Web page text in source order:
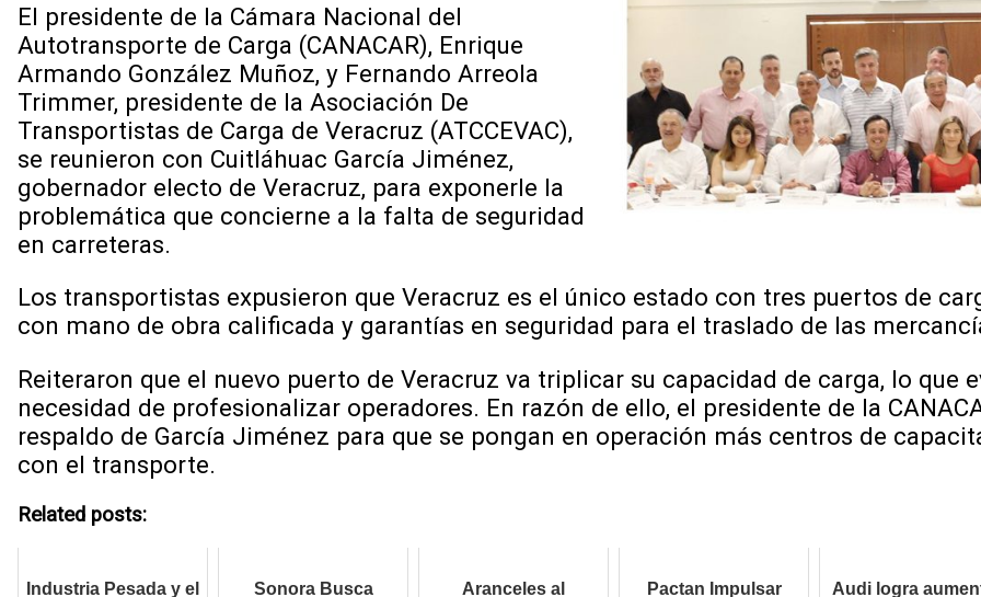
El presidente de la Cámara Nacional del
Autotransporte de Carga (CANACAR), Enrique
Armando González Muñoz, y Fernando Arreola
Trimmer, presidente de la Asociación De
Transportistas de Carga de Veracruz (ATCCEVAC),
se reunieron con Cuitláhuac García Jiménez,
gobernador electo de Veracruz, para exponerle la
problemática que concierne a la falta de seguridad
en carreteras.
Los transportistas expusieron que Veracruz es el único estado con tres puertos de
con mano de obra calificada y garantías en seguridad para el traslado de las
Reiteraron que el nuevo puerto de Veracruz va triplicar su capacidad de carga, lo que
necesidad de profesionalizar operadores. En razón de ello, el presidente de la
respaldo de García Jiménez para que se pongan en operación más centros de
con el transporte.
Related posts:
Industria Pesada y el Sonora Busca Aranceles al Pactan Impulsar Audi logra